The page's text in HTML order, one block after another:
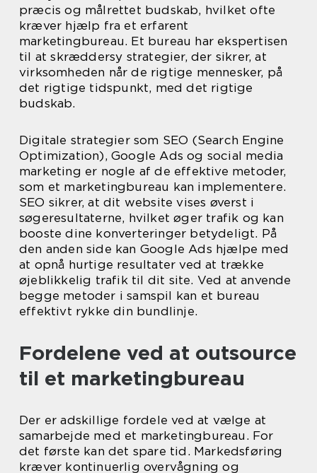
præcis og målrettet budskab, hvilket ofte
kræver hjælp fra et erfarent
marketingbureau. Et bureau har ekspertisen
til at skræddersy strategier, der sikrer, at
virksomheden når de rigtige mennesker, på
det rigtige tidspunkt, med det rigtige
budskab.
Digitale strategier som SEO (Search Engine
Optimization), Google Ads og social media
marketing er nogle af de effektive metoder,
som et marketingbureau kan implementere.
SEO sikrer, at dit website vises øverst i
søgeresultaterne, hvilket øger trafik og kan
booste dine konverteringer betydeligt. På
den anden side kan Google Ads hjælpe med
at opnå hurtige resultater ved at trække
øjeblikkelig trafik til dit site. Ved at anvende
begge metoder i samspil kan et bureau
effektivt rykke din bundlinje.
Fordelene ved at outsource
til et marketingbureau
Der er adskillige fordele ved at vælge at
samarbejde med et marketingbureau. For
det første kan det spare tid. Markedsføring
kræver kontinuerlig overvågning og